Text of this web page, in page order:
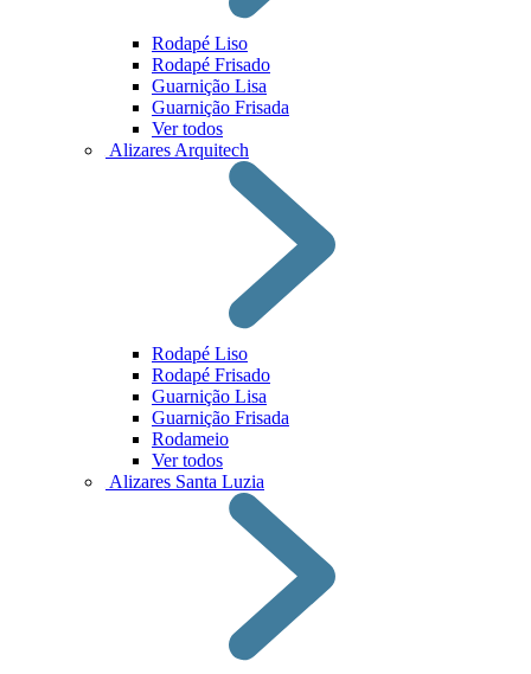
Rodapé Liso
Rodapé Frisado
Guarnição Lisa
Guarnição Frisada
Ver todos
Alizares Arquitech
Rodapé Liso
Rodapé Frisado
Guarnição Lisa
Guarnição Frisada
Rodameio
Ver todos
Alizares Santa Luzia